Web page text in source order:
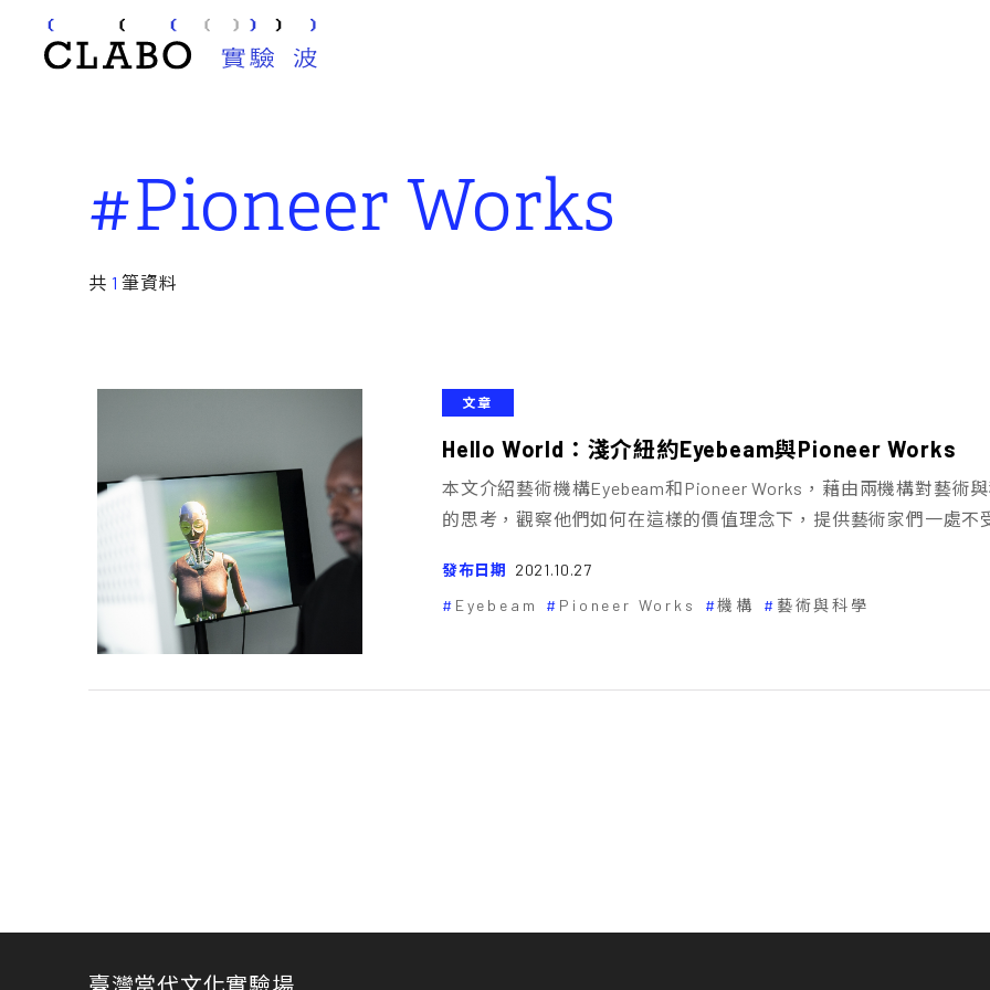
#Pioneer Works
共 1筆資料
文章
Hello World：淺介紐約Eyebeam與Pioneer Works
本文介紹藝術機構Eyebeam和Pioneer Works，藉由兩機構對藝術
的思考，觀察他們如何在這樣的價值理念下，提供藝術家們一處不
發布日期 2021.10.27
Eyebeam
Pioneer Works 機構 藝術與科學
臺灣當代文化實驗場